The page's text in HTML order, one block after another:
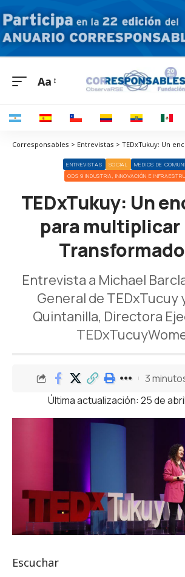
Aa
ENTREVISTAS SOCIAL
MEDIOS DE
ODS 9 INDUSTRIA, INNOVACIÓN E
TEDxTukuy: Un
para multiplicar
Entrevista a Michael
General de TEDxTucuy
Quintanilla, Directora
Última actualización: 25 de
3
Escuchar